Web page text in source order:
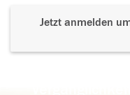
Jetzt anmelden